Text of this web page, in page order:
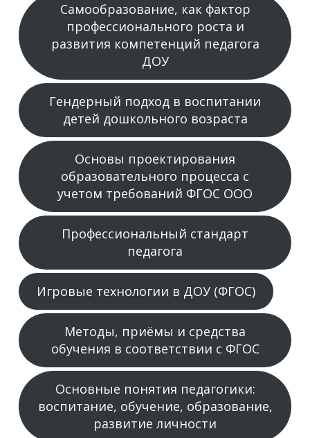
Самообразование, как фактор
профессионального роста и
развития компетенций педагога
ДОУ
Гендерный подход в воспитании
детей дошкольного возраста
Основы проектирования
образовательного процесса с
учетом требований ФГОС ООО
Профессиональный стандарт
педагога
Игровые технологии в ДОУ (ФГОС)
Методы, приёмы и средства
обучения в соответствии с ФГОС
Основные понятия педагогики:
воспитание, обучение, образование,
развитие личности